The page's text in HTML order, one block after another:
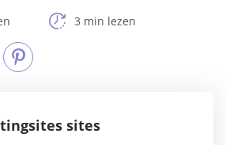
3 min lezen
sites